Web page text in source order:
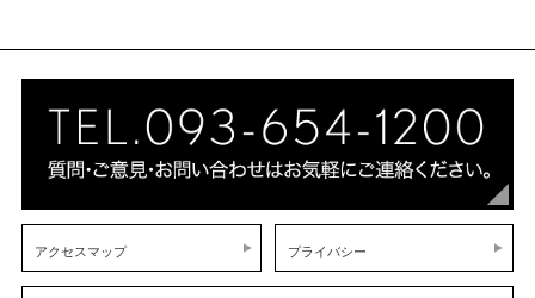
アクセスマップ プライバシー